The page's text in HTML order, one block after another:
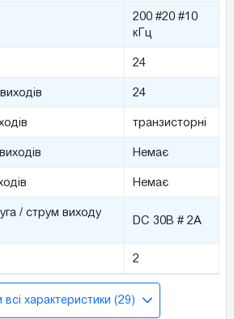
200 #20 #10
кГц
24
24
транзисторні
Немає
Немає
/ струм виходу
DC 30В # 2А
2
всі характеристики (29)